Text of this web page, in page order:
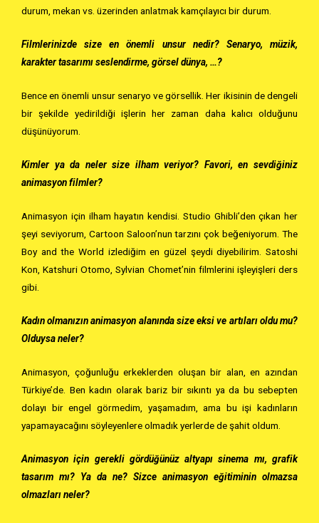
durum, mekan vs. üzerinden anlatmak kamçılayıcı bir durum.
Filmlerinizde size en önemli unsur nedir? Senaryo, müzik,
karakter tasarımı seslendirme, görsel dünya, …?
Bence en önemli unsur senaryo ve görsellik. Her ikisinin de dengeli
bir şekilde yedirildiği işlerin her zaman daha kalıcı olduğunu
düşünüyorum.
Kimler ya da neler size ilham veriyor? Favori, en sevdiğiniz
animasyon filmler?
Animasyon için ilham hayatın kendisi. Studio Ghibli’den çıkan her
şeyi seviyorum, Cartoon Saloon’nun tarzını çok beğeniyorum. The
Boy and the World izlediğim en güzel şeydi diyebilirim. Satoshi
Kon, Katshuri Otomo, Sylvian Chomet’nin filmlerini işleyişleri ders
gibi.
Kadın olmanızın animasyon alanında size eksi ve artıları oldu mu?
Olduysa neler?
Animasyon, çoğunluğu erkeklerden oluşan bir alan, en azından
Türkiye’de. Ben kadın olarak bariz bir sıkıntı ya da bu sebepten
dolayı bir engel görmedim, yaşamadım, ama bu işi kadınların
yapamayacağını söyleyenlere olmadık yerlerde de şahit oldum.
Animasyon için gerekli gördüğünüz altyapı sinema mı, grafik
tasarım mı? Ya da ne? Sizce animasyon eğitiminin olmazsa
olmazları neler?